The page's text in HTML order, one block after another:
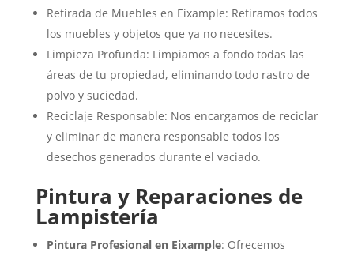
Retirada de Muebles en Eixample: Retiramos todos
los muebles y objetos que ya no necesites.
Limpieza Profunda: Limpiamos a fondo todas las
áreas de tu propiedad, eliminando todo rastro de
polvo y suciedad.
Reciclaje Responsable: Nos encargamos de reciclar
y eliminar de manera responsable todos los
desechos generados durante el vaciado.
Pintura y Reparaciones de
Lampistería
Pintura Profesional en Eixample: Ofrecemos